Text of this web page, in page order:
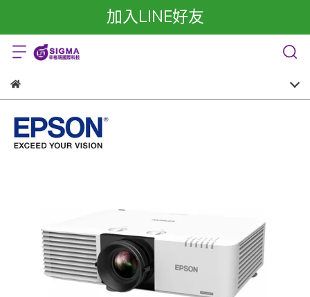
加入LINE好友